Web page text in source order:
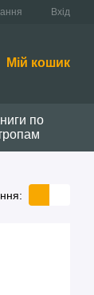
Вхід
Мій кошик
по